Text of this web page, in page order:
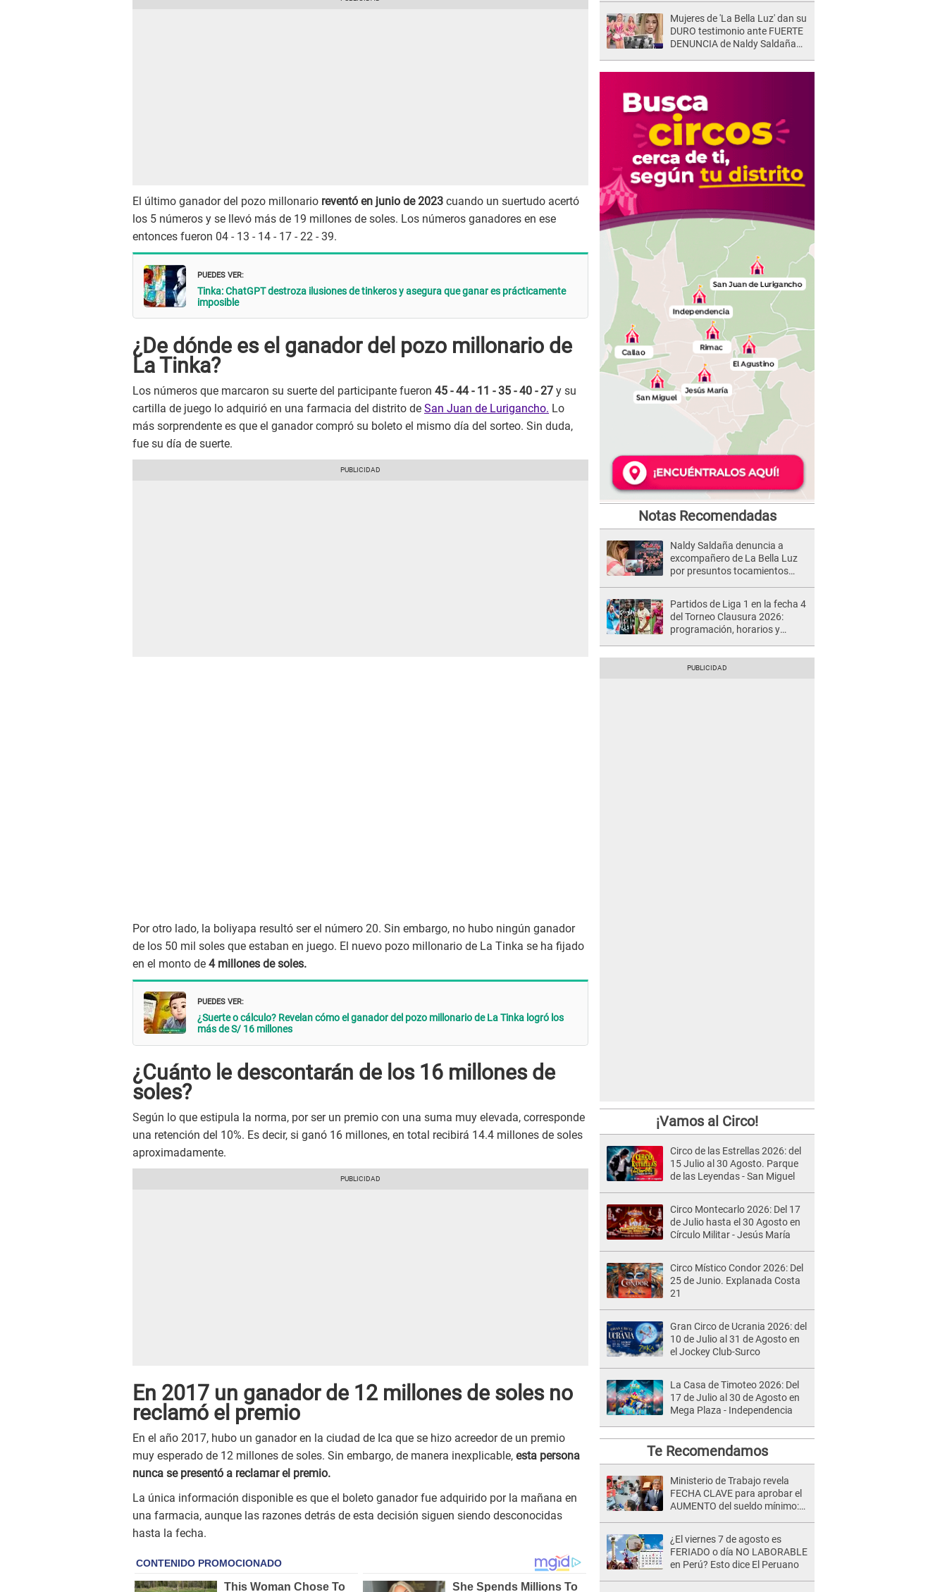
El último ganador del pozo millonario reventó en junio de 2023 cuando un suertudo acertó
los 5 números y se llevó más de 19 millones de soles. Los números ganadores en ese
entonces fueron 04 - 13 - 14 - 17 - 22 - 39.
PUEDES VER:
Tinka: ChatGPT destroza ilusiones de tinkeros y asegura que ganar es prácticamente
imposible
¿De dónde es el ganador del pozo millonario de
La Tinka?
Los números que marcaron su suerte del participante fueron 45 - 44 - 11 - 35 - 40 - 27 y su
cartilla de juego lo adquirió en una farmacia del distrito de San Juan de Lurigancho. Lo
más sorprendente es que el ganador compró su boleto el mismo día del sorteo. Sin duda,
fue su día de suerte.
Por otro lado, la boliyapa resultó ser el número 20. Sin embargo, no hubo ningún ganador
de los 50 mil soles que estaban en juego. El nuevo pozo millonario de La Tinka se ha fijado
en el monto de 4 millones de soles.
PUEDES VER:
¿Suerte o cálculo? Revelan cómo el ganador del pozo millonario de La Tinka logró los
más de S/ 16 millones
¿Cuánto le descontarán de los 16 millones de
soles?
Según lo que estipula la norma, por ser un premio con una suma muy elevada, corresponde
una retención del 10%. Es decir, si ganó 16 millones, en total recibirá 14.4 millones de soles
aproximadamente.
En 2017 un ganador de 12 millones de soles no
reclamó el premio
En el año 2017, hubo un ganador en la ciudad de Ica que se hizo acreedor de un premio
muy esperado de 12 millones de soles. Sin embargo, de manera inexplicable, esta persona
nunca se presentó a reclamar el premio.
La única información disponible es que el boleto ganador fue adquirido por la mañana en
una farmacia, aunque las razones detrás de esta decisión siguen siendo desconocidas
hasta la fecha.
Mujeres de 'La Bella Luz' dan su
DURO testimonio ante FUERTE
DENUNCIA de Naldy Saldaña
Notas Recomendadas
Naldy Saldaña denuncia a
excompañero de La Bella Luz
por presuntos tocamientos
Partidos de Liga 1 en la fecha 4
del Torneo Clausura 2026:
programación, horarios y
¡Vamos al Circo!
Circo de las Estrellas 2026: del
15 Julio al 30 Agosto. Parque
de las Leyendas - San Miguel
Circo Montecarlo 2026: Del 17
de Julio hasta el 30 Agosto en
Círculo Militar - Jesús María
Circo Místico Condor 2026: Del
25 de Junio. Explanada Costa
21
Gran Circo de Ucrania 2026: del
10 de Julio al 31 de Agosto en
el Jockey Club-Surco
La Casa de Timoteo 2026: Del
17 de Julio al 30 de Agosto en
Mega Plaza - Independencia
Te Recomendamos
Ministerio de Trabajo revela
FECHA CLAVE para aprobar el
AUMENTO del sueldo mínimo:
¿El viernes 7 de agosto es
FERIADO o día NO LABORABLE
en Perú? Esto dice El Peruano